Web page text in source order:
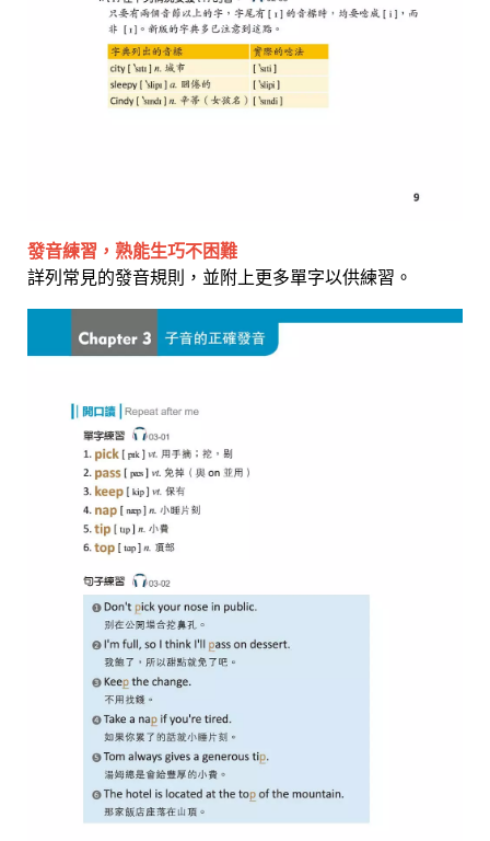
發音練習，熟能生巧不困難
詳列常見的發音規則，並附上更多單字以供練習。